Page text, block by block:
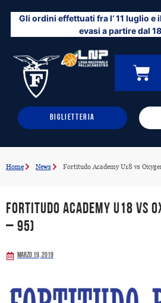
contenuto
Gli ordini effettuati fra l’ 11 luglio e
evasi a partire dal
0
BIGLIETTERIA
Home News Fortitudo Academy U18 vs
Fortitudo Academy U18 vs
– 95)
Marzo 19, 2019